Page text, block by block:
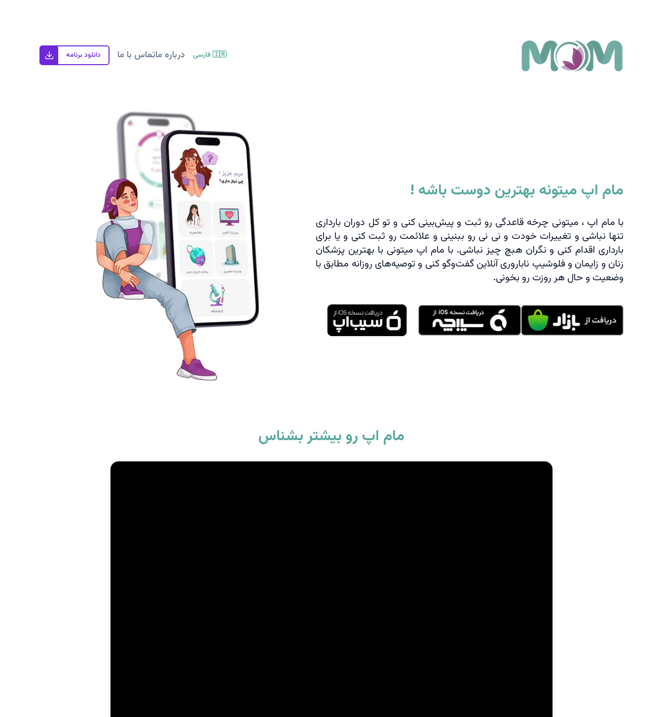
🇮🇷 فارسی درباره ماتماس با ما دانلود برنامه
مام اپ میتونه بهترین دوست باشه !
با مام اپ ، میتونی چرخه قاعدگی رو ثبت و پیش‌بینی کنی و تو کل دوران بارداری
تنها نباشی و تغییرات خودت و نی نی رو ببنینی و علائمت رو ثبت کنی و یا برای
بارداری اقدام کنی و نگران هبچ چیز نباشی. با مام اپ میتونی با بهترین پزشکان
زنان و زایمان و فلوشیپ ناباروری آنلاین گفت‌وگو کنی و توصیه‌های روزانه مطابق با
وضعیت و حال هر روزت رو بخونی.
مام اپ رو بیشتر بشناس